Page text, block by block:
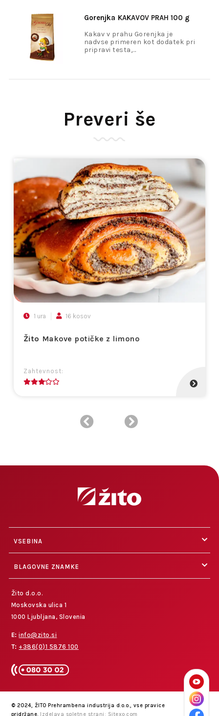
Gorenjka KAKAVOV PRAH 100 g
Kakav v prahu Gorenjka je
nadvse primeren kot dodatek pri
pripravi testa,...
Preveri še
Žito Makove potičke z limono
Zahtevnost:
1 ura 16 kosov
VSEBINA
BLAGOVNE ZNAMKE
Žito d.o.o.
Moskovska ulica 1
1000 Ljubljana, Slovenia
E: info@zito.si
T: +386(0)1 5876 100
© 2024, ŽITO Prehrambena industrija d.o.o., vse pravice
pridržane. Izdelava spletne strani: Sitexo.com